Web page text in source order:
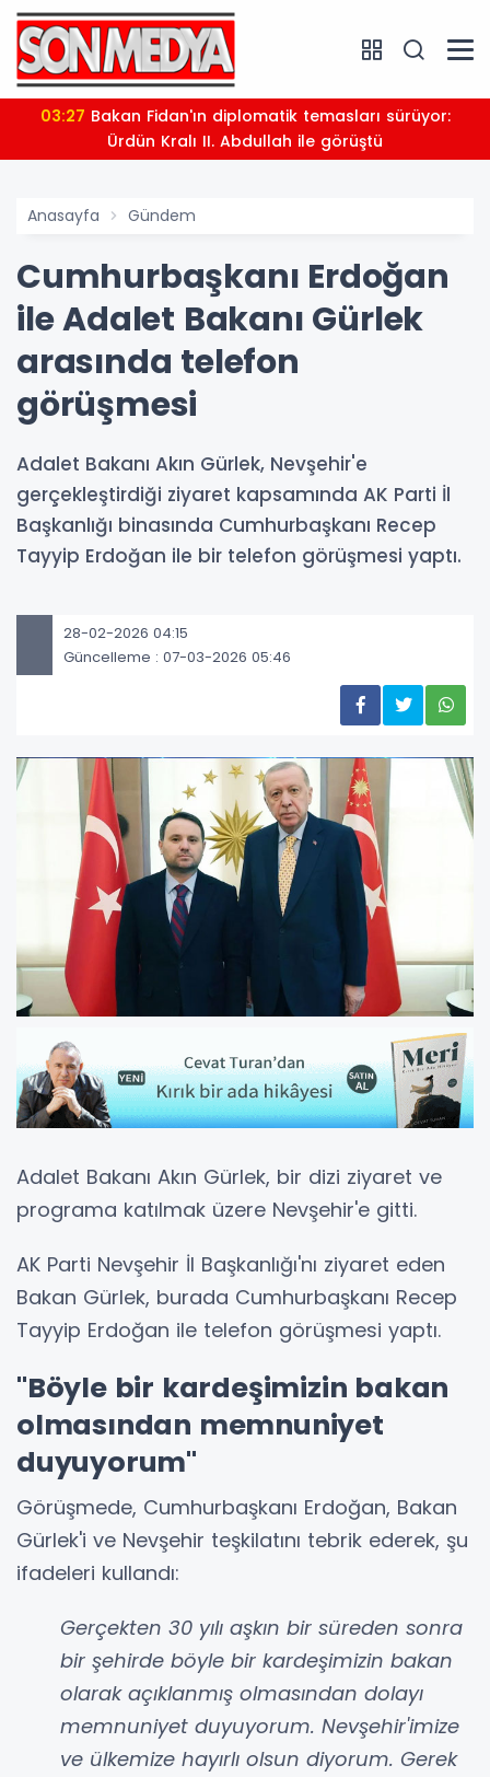
03:27
Ürdün Kralı II. Abdullah ile görüştü
Anasayfa Gündem
Cumhurbaşkanı Erdoğan
ile Adalet Bakanı Gürlek
arasında telefon
görüşmesi
Adalet Bakanı Akın Gürlek, Nevşehir'e
gerçekleştirdiği ziyaret kapsamında AK Parti İl
Başkanlığı binasında Cumhurbaşkanı Recep
Tayyip Erdoğan ile bir telefon görüşmesi yaptı.
28-02-2026 04:15
Güncelleme : 07-03-2026 05:46
Adalet Bakanı Akın Gürlek, bir dizi ziyaret ve
programa katılmak üzere Nevşehir'e gitti.
AK Parti Nevşehir İl Başkanlığı'nı ziyaret eden
Bakan Gürlek, burada Cumhurbaşkanı Recep
Tayyip Erdoğan ile telefon görüşmesi yaptı.
"Böyle bir kardeşimizin bakan
olmasından memnuniyet
duyuyorum"
Görüşmede, Cumhurbaşkanı Erdoğan, Bakan
Gürlek'i ve Nevşehir teşkilatını tebrik ederek, şu
ifadeleri kullandı:
Gerçekten 30 yılı aşkın bir süreden sonra
bir şehirde böyle bir kardeşimizin bakan
olarak açıklanmış olmasından dolayı
memnuniyet duyuyorum. Nevşehir'imize
ve ülkemize hayırlı olsun diyorum. Gerek